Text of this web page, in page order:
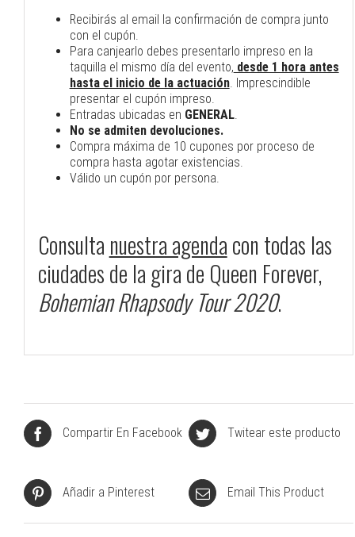
Recibirás al email la confirmación de compra junto
con el cupón.
Para canjearlo debes presentarlo impreso en la
taquilla el mismo día del evento, desde 1 hora antes
hasta el inicio de la actuación. Imprescindible
presentar el cupón impreso.
Entradas ubicadas en GENERAL.
No se admiten devoluciones.
Compra máxima de 10 cupones por proceso de
compra hasta agotar existencias.
Válido un cupón por persona.
Consulta nuestra agendacon todas las
ciudades de la gira de Queen Forever,
Bohemian Rhapsody Tour 2020.
Compartir En Facebook Twitear este producto
Añadir a Pinterest Email This Product